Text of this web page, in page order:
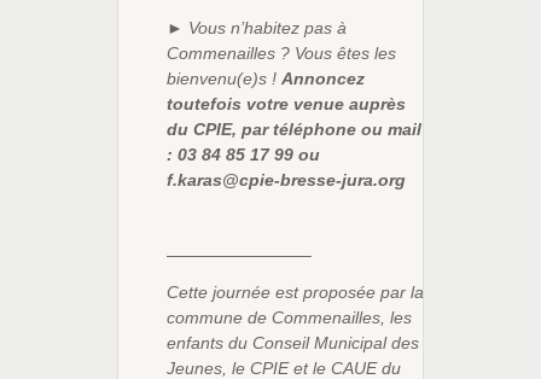
► Vous n’habitez pas à
Commenailles ? Vous êtes les
bienvenu(e)s ! Annoncez
toutefois votre venue auprès
du CPIE, par téléphone ou mail
: 03 84 85 17 99 ou
f.karas@cpie-bresse-jura.org
————————–
Cette journée est proposée par la
commune de Commenailles, les
enfants du Conseil Municipal des
Jeunes, le CPIE et le CAUE du